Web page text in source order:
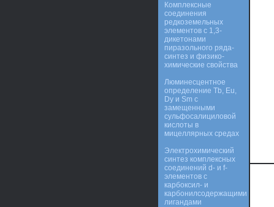
Комплексные
соединения
редкоземельных
элементов с 1,3-
дикетонами
пиразольного ряда-
синтез и физико-
химические свойства
Люминесцентное
определение Tb, Eu,
Dy и Sm с
замещенными
сульфосалициловой
кислоты в
мицеллярных средах
Электрохимический
синтез комплексных
соединений d- и f-
элементов с
карбоксил- и
карбонилсодержащими
лигандами